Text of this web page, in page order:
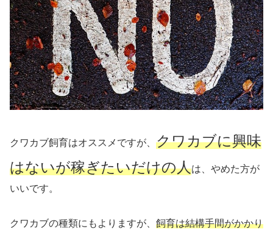
クワカブ飼育はオススメですが、 クワカブに興味
はないが稼ぎたいだけの人は、やめた方が
いいです。
クワカブの種類にもよりますが、 飼育は結構手間がかかり